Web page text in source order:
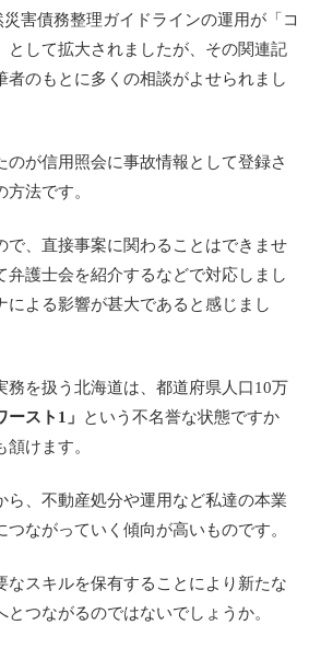
害債務整理ガイドラインの運用が「コ
として拡大されましたが、その関連記
者のもとに多くの相談がよせられまし
のが信用照会に事故情報として登録さ
法です。
で、直接事案に関わることはできませ
弁護士会を紹介するなどで対応しまし
による影響が甚大であると感じまし
務を扱う北海道は、都道府県人口10万
ースト1」
という不名誉な状態ですか
けます。
ら、不動産処分や運用など私達の本業
ながっていく傾向が高いものです。
なスキルを保有することにより新たな
つながるのではないでしょうか。